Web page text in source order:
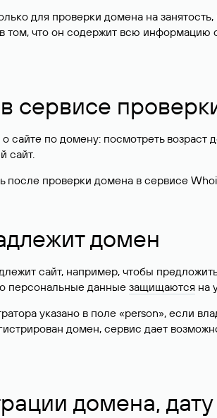
для проверки домена на
том, что он содержит всю
сервисе
по домену: посмотреть возраст
сайт.
после проверки домена в сервисе
домен
сайт, например, чтобы
персональные данные защищаются на
указано в поле «person», если
домен, сервис дает
домена,